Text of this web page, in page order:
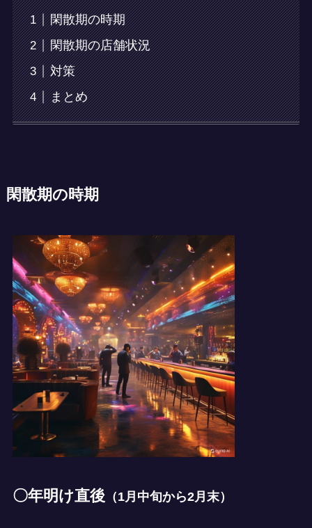
閑散期の時期
閑散期の店舗状況
対策
まとめ
閑散期の時期
〇年明け直後（1月中旬から2月末）